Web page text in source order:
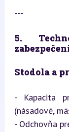
---
5.
Stodola a
- Kapacita
(násadové,
- Odchovňa